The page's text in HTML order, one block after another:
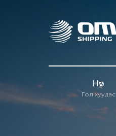
Нүүр
Гол хуудас